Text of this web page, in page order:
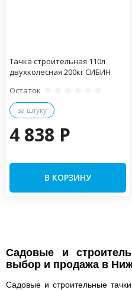
Тачка строительная 110л
двухколесная 200кг СИБИН
Остаток
за штуку
4 838 P
В КОРЗИНУ
Садовые и
выбор и продажа в
Садовые и строительные